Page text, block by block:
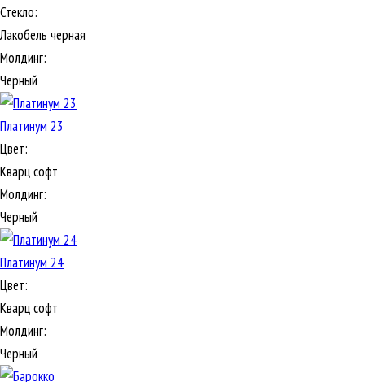
Стекло:
Лакобель черная
Молдинг:
Черный
Платинум 23
Цвет:
Кварц софт
Молдинг:
Черный
Платинум 24
Цвет:
Кварц софт
Молдинг:
Черный